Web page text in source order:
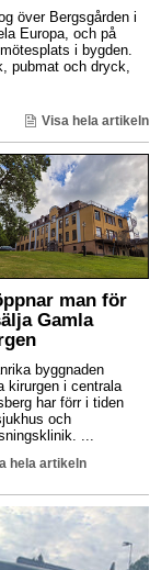
över Bergsgården i
Europa, och på
i bygden.
pubmat och dryck,
Visa hela artikeln
man för
Gamla
byggnaden
kirurgen i centrala
har förr i tiden
och
...
hela artikeln